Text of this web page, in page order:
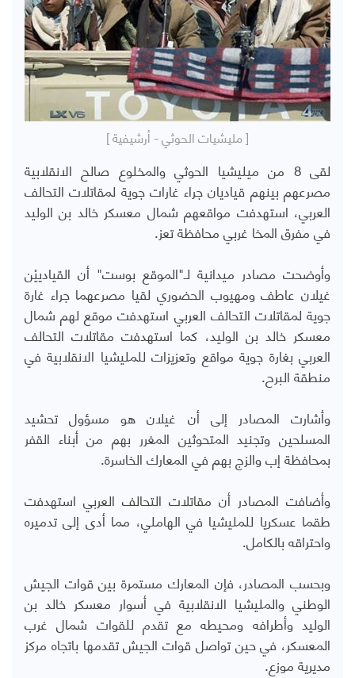
[ مليشيات الحوثي - أرشيفية ]
لقى 8 من ميليشيا الحوثي والمخلوع صالح الانقلابية
مصرعهم بينهم قياديان جراء غارات جوية لمقاتلات التحالف
العربي، استهدفت مواقعهم شمال معسكر خالد بن الوليد
في مفرق المخا غربي محافظة تعز.
وأوضحت مصادر ميدانية لـ"الموقع بوست" أن القيادييْن
غيلان عاطف ومهيوب الحضوري لقيا مصرعهما جراء غارة
جوية لمقاتلات التحالف العربي استهدفت موقع لهم شمال
معسكر خالد بن الوليد، كما استهدفت مقاتلات التحالف
العربي بغارة جوية مواقع وتعزيزات للمليشيا الانقلابية في
منطقة البرح.
وأشارت المصادر إلى أن غيلان هو مسؤول تحشيد
المسلحين وتجنيد المتحوثين المغرر بهم من أبناء القفر
بمحافظة إب والزج بهم في المعارك الخاسرة.
وأضافت المصادر أن مقاتلات التحالف العربي استهدفت
طقما عسكريا للمليشيا في الهاملي، مما أدى إلى تدميره
واحتراقه بالكامل.
وبحسب المصادر، فإن المعارك مستمرة بين قوات الجيش
الوطني والمليشيا الانقلابية في أسوار معسكر خالد بن
الوليد وأطرافه ومحيطه مع تقدم للقوات شمال غرب
المعسكر، في حين تواصل قوات الجيش تقدمها باتجاه مركز
مديرية موزع.